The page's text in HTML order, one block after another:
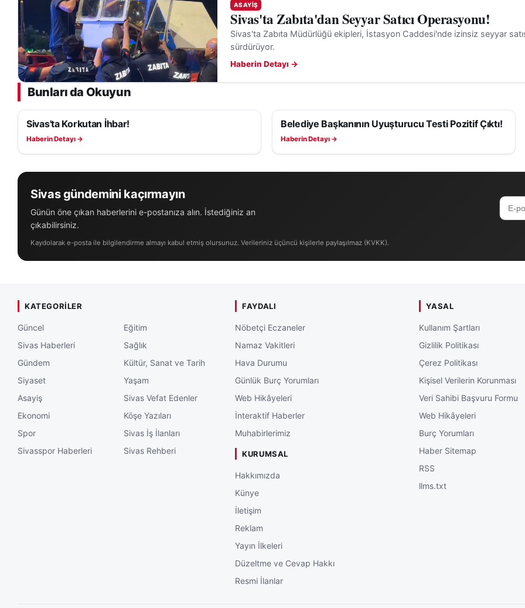
ASAYIŞ
Sivas'ta Zabıta'dan Seyyar Satıcı Operasyonu!
Sivas'ta Zabıta Müdürlüğü ekipleri, İstasyon Caddesi'nde izinsiz seyyar
sürdürüyor.
Haberin Detayı →
Bunları da Okuyun
ASAYIŞ
Sivas'ta Korkutan İhbar!
Haberin Detayı →
ASAYIŞ
Belediye Başkanının Uyuşturucu Testi Pozitif Çıktı!
Haberin Detayı →
Sivas gündemini kaçırmayın
Günün öne çıkan haberlerini e-postanıza alın. İstediğiniz an
çıkabilirsiniz.
Kaydolarak e-posta ile bilgilendirme almayı kabul etmiş olursunuz. Verileriniz üçüncü kişilerle paylaşılmaz (KVKK).
KATEGORILER
Güncel
Sivas Haberleri
Gündem
Siyaset
Asayiş
Ekonomi
Spor
Sivasspor Haberleri
Eğitim
Sağlık
Kültür, Sanat ve Tarih
Yaşam
Sivas Vefat Edenler
Köşe Yazıları
Sivas İş İlanları
Sivas Rehberi
FAYDALI
Nöbetçi Eczaneler
Namaz Vakitleri
Hava Durumu
Günlük Burç Yorumları
Web Hikâyeleri
İnteraktif Haberler
Muhabirlerimiz
KURUMSAL
Hakkımızda
Künye
İletişim
Reklam
Yayın İlkeleri
Düzeltme ve Cevap Hakkı
Resmi İlanlar
YASAL
Kullanım Şartları
Gizlilik Politikası
Çerez Politikası
Kişisel Verilerin Korunması
Veri Sahibi Başvuru Formu
Web Hikâyeleri
Burç Yorumları
Haber Sitemap
RSS
llms.txt